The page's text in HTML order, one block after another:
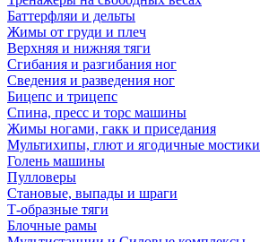
Баттерфляи и дельты
Жимы от груди и плеч
Верхняя и нижняя тяги
Сгибания и разгибания ног
Сведения и разведения ног
Бицепс и трицепс
Спина, пресс и торс машины
Жимы ногами, гакк и приседания
Мультихипы, глют и ягодичные мостики
Голень машины
Пулловеры
Становые, выпады и шраги
Т-образные тяги
Блочные рамы